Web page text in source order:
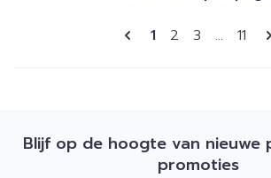
Pagina's
U lees
1 Pagina
2 Pagina
3 ... Pagina
11
Blijf op de hoogte van nieuwe
promoties